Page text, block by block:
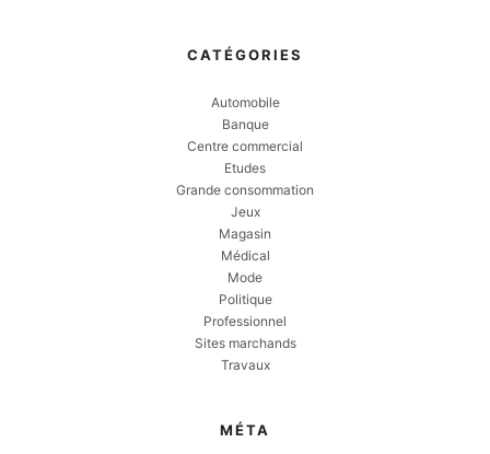
CATÉGORIES
Automobile
Banque
Centre commercial
Etudes
Grande consommation
Jeux
Magasin
Médical
Mode
Politique
Professionnel
Sites marchands
Travaux
MÉTA